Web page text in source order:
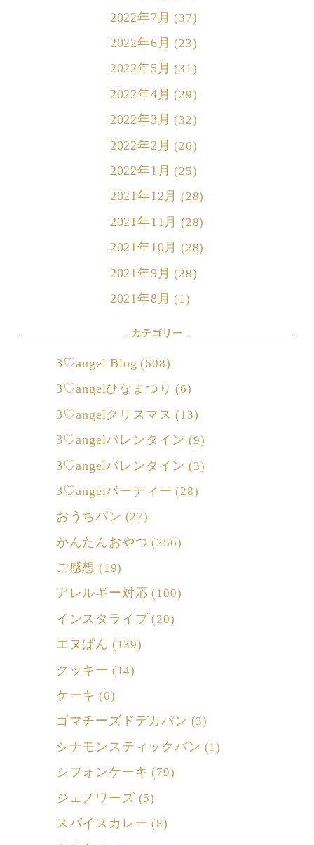
2022年7月 (37)
2022年6月 (23)
2022年5月 (31)
2022年4月 (29)
2022年3月 (32)
2022年2月 (26)
2022年1月 (25)
2021年12月 (28)
2021年11月 (28)
2021年10月 (28)
2021年9月 (28)
2021年8月 (1)
カテゴリー
3♡angel Blog (608)
3♡angelひなまつり (6)
3♡angelクリスマス (13)
3♡angelバレンタイン (9)
3♡angelバレンタイン (3)
3♡angelパーティー (28)
おうちパン (27)
かんたんおやつ (256)
ご感想 (19)
アレルギー対応 (100)
インスタライブ (20)
エヌぱん (139)
クッキー (14)
ケーキ (6)
ゴマチーズドデカパン (3)
シナモンスティックパン (1)
シフォンケーキ (79)
ジェノワーズ (5)
スパイスカレー (8)